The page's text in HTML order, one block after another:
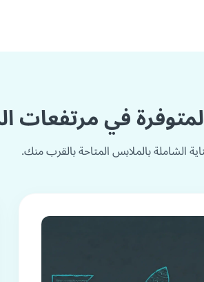
في مرتفعات
الشاملة بالملابس المتاحة بالقرب منك.